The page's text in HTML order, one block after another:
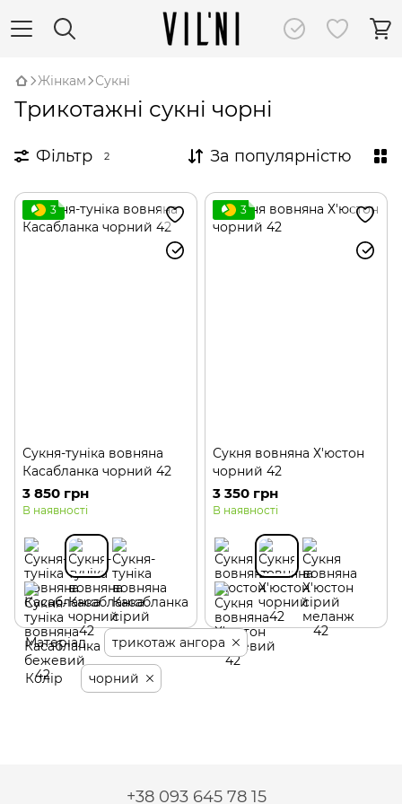
Жінкам Сукні
Трикотажні сукні чорні
Фільтр 2 За популярністю
3
Сукня-туніка вовняна
Касабланка чорний 42
3 850 грн
В наявності
3
Сукня вовняна Х′юстон
чорний 42
3 350 грн
В наявності
Матеріал трикотаж ангора
Колір чорний
+38 093 645 78 15